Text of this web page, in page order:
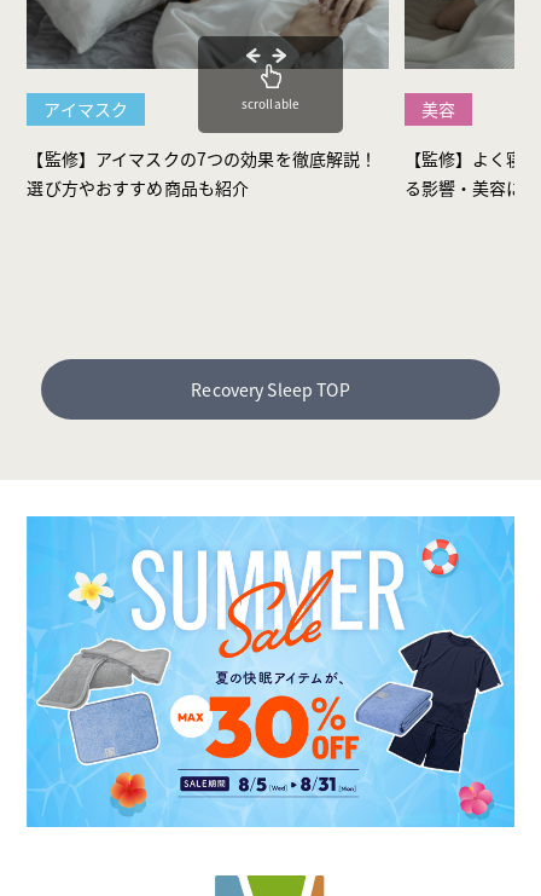
アイマスク
【監修】アイマスクの7つの効果を徹底解説！
選び方やおすすめ商品も紹介
美容
【監修】よく寝
る影響・美容に
scrollable
Recovery Sleep TOP